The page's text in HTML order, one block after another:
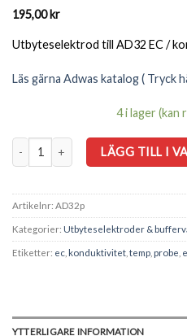
195,00kr
Utbyteselektrod till AD32 EC /
Läs gärna Adwas katalog ( Tryck
4 i lager (kan
Adwa elektrod till AD32 mängd
LÄGG TILL I
Artikelnr: AD32p
Kategorier: Utbyteselektroder &
Etiketter: ec konduktivitet temp probe
YTTERLIGARE INFORMATION